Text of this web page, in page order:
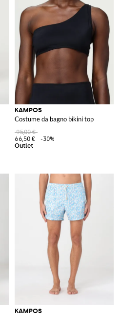
KAMPOS
Costume da bagno bikini top
95,00 €
66,50 €
-30%
KAMPOS